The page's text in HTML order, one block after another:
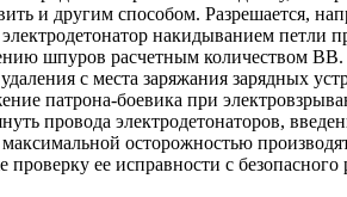
и другим способом. Разрешается,
накидыванием петли
шпуров расчетным количеством
с места заряжания зарядных
патрона-боевика при
провода электродетонаторов,
осторожностью
проверку ее исправности с